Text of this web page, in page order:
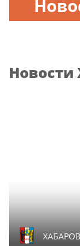
Новости